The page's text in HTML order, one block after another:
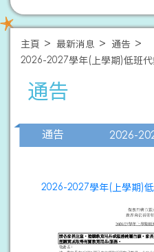
主頁 最新消息
通告
2026-2027學年(上學期)低班
通告
通告
2026-2027學年(上學期)